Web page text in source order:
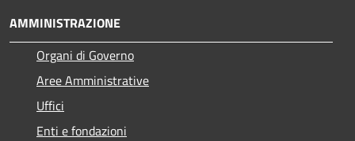
AMMINISTRAZIONE
Organi di Governo
Aree Amministrative
Uffici
Enti e fondazioni